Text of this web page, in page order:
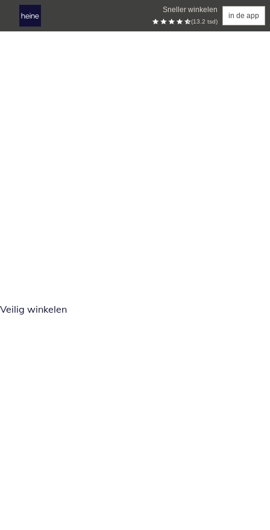
Sneller winkelen
(13.2 tsd)
in de app
Veilig winkelen